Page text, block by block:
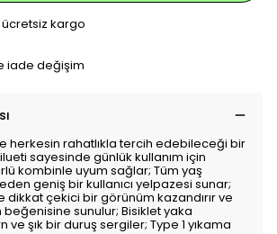
ücretsiz kargo
iade değişim
herkesin rahatlıkla tercih edebileceği bir
sayesinde günlük kullanım için
kombinle uyum sağlar; Tüm yaş
geniş bir kullanıcı yelpazesi sunar;
dikkat çekici bir görünüm kazandırır ve
sunulur; Bisiklet yaka
şık bir duruş sergiler; Type 1 yıkama